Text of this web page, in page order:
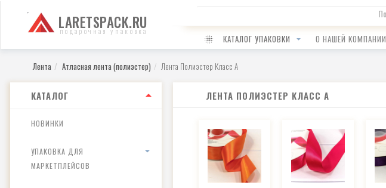
LARETSPACK.RU
подарочная упаковка
КАТАЛОГ УПАКОВКИ О НАШЕЙ КОМПАНИИ
Лента Атласная лента (полиэстер) Лента Полиэстер Класс А
КАТАЛОГ
НОВИНКИ
УПАКОВКА ДЛЯ
МАРКЕТПЛЕЙСОВ
ЛЕНТА ПОЛИЭСТЕР КЛАСС А